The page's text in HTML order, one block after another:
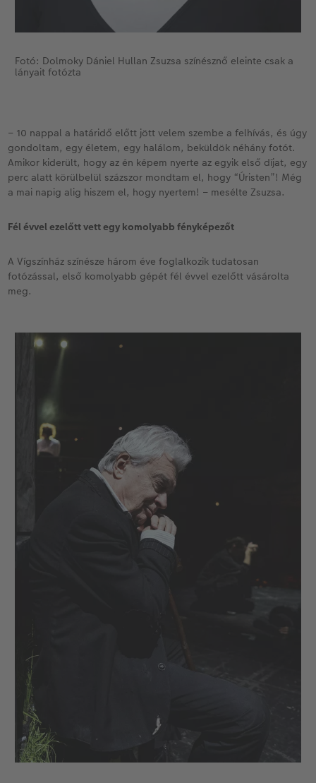
Fotó: Dolmoky Dániel Hullan Zsuzsa színésznő eleinte csak a
lányait fotózta
– 10 nappal a határidő előtt jött velem szembe a felhívás, és úgy
gondoltam, egy életem, egy halálom, beküldök néhány fotót.
Amikor kiderült, hogy az én képem nyerte az egyik első díjat, egy
perc alatt körülbelül százszor mondtam el, hogy “Úristen”! Még
a mai napig alig hiszem el, hogy nyertem! – mesélte Zsuzsa.
Fél évvel ezelőtt vett egy komolyabb fényképezőt
A Vígszínház színésze három éve foglalkozik tudatosan
fotózással, első komolyabb gépét fél évvel ezelőtt vásárolta
meg.